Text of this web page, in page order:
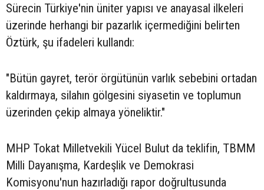
Sürecin Türkiye'nin üniter yapısı ve anayasal ilkeleri
üzerinde herhangi bir pazarlık içermediğini belirten
Öztürk, şu ifadeleri kullandı:
"Bütün gayret, terör örgütünün varlık sebebini ortadan
kaldırmaya, silahın gölgesini siyasetin ve toplumun
üzerinden çekip almaya yöneliktir."
MHP Tokat Milletvekili Yücel Bulut da teklifin, TBMM
Milli Dayanışma, Kardeşlik ve Demokrasi
Komisyonu'nun hazırladığı rapor doğrultusunda